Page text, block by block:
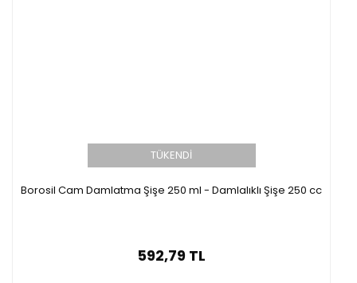
TÜKENDİ
Borosil Cam Damlatma Şişe 250 ml - Damlalıklı Şişe 250 cc
592,79 TL